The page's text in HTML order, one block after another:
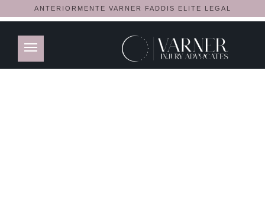
ANTERIORMENTE VARNER FADDIS ELITE LEGAL